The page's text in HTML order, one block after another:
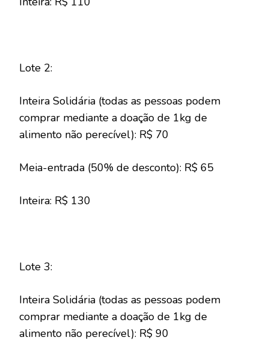
Lote 2:
Inteira Solidária (todas as pessoas podem
comprar mediante a doação de 1kg de
alimento não perecível): R$ 70
Meia-entrada (50% de desconto): R$ 65
Inteira: R$ 130
Lote 3:
Inteira Solidária (todas as pessoas podem
comprar mediante a doação de 1kg de
alimento não perecível): R$ 90